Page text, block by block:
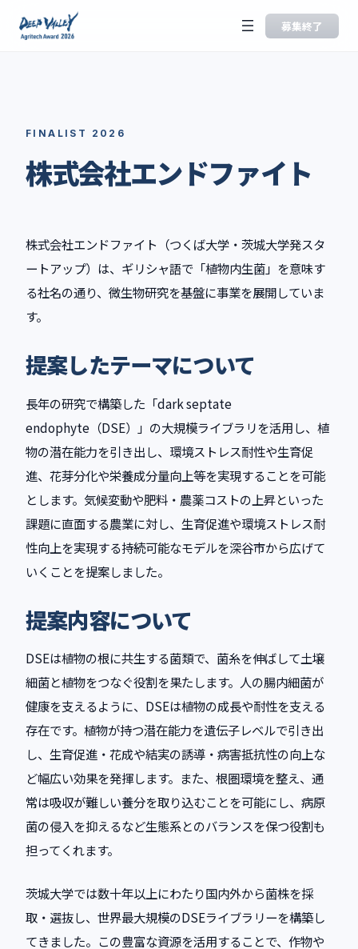
募集終了
FINALIST 2026
株式会社エンドファイト
株式会社エンドファイト（つくば大学・茨城大学発スタ
ートアップ）は、ギリシャ語で「植物内生菌」を意味す
る社名の通り、微生物研究を基盤に事業を展開していま
す。
提案したテーマについて
長年の研究で構築した「dark septate
endophyte（DSE）」の大規模ライブラリを活用し、植
物の潜在能力を引き出し、環境ストレス耐性や生育促
進、花芽分化や栄養成分量向上等を実現することを可能
とします。気候変動や肥料・農薬コストの上昇といった
課題に直面する農業に対し、生育促進や環境ストレス耐
性向上を実現する持続可能なモデルを深谷市から広げて
いくことを提案しました。
提案内容について
DSEは植物の根に共生する菌類で、菌糸を伸ばして土壌
細菌と植物をつなぐ役割を果たします。人の腸内細菌が
健康を支えるように、DSEは植物の成長や耐性を支える
存在です。植物が持つ潜在能力を遺伝子レベルで引き出
し、生育促進・花成や結実の誘導・病害抵抗性の向上な
ど幅広い効果を発揮します。また、根圏環境を整え、通
常は吸収が難しい養分を取り込むことを可能にし、病原
菌の侵入を抑えるなど生態系とのバランスを保つ役割も
担ってくれます。
茨城大学では数十年以上にわたり国内外から菌株を採
取・選抜し、世界最大規模のDSEライブラリーを構築し
てきました。この豊富な資源を活用することで、作物や